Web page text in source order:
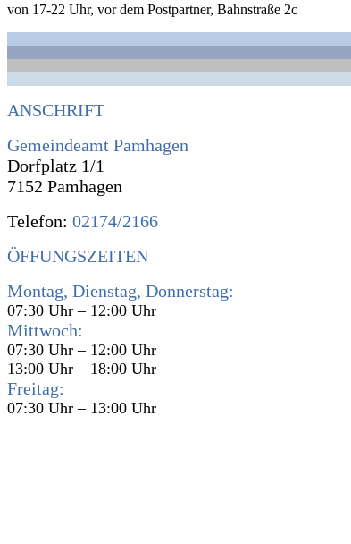
von 17-22 Uhr, vor dem Postpartner, Bahnstraße 2c
ANSCHRIFT
Gemeindeamt Pamhagen
Dorfplatz 1/1
7152 Pamhagen
Telefon: 02174/2166
ÖFFUNGSZEITEN
Montag, Dienstag, Donnerstag:
07:30 Uhr – 12:00 Uhr
Mittwoch:
07:30 Uhr – 12:00 Uhr
13:00 Uhr – 18:00 Uhr
Freitag:
07:30 Uhr – 13:00 Uhr